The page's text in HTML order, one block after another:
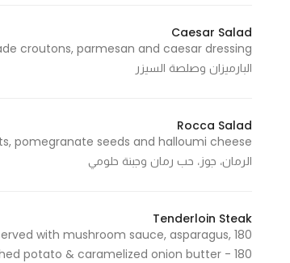
Caesar Salad
البارميزان وصلصة السيزر
Rocca Salad
الرمان، جوز، حب رمان وجبنة حلومي
Tenderloin Steak
with mushroom sauce, asparagus,
offers.